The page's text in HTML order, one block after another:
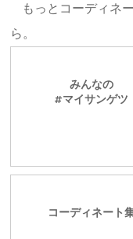
もっとコーディネ
ら。
みんなの
#マイサンゲツ
コーディネート